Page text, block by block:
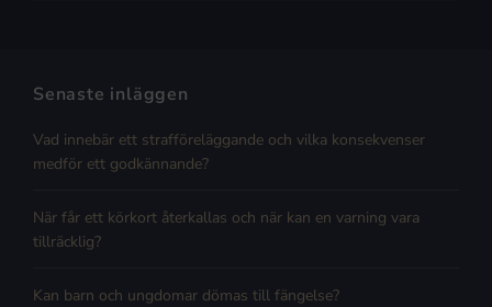
Senaste inläggen
Vad innebär ett strafföreläggande och vilka konsekvenser
medför ett godkännande?
När får ett körkort återkallas och när kan en varning vara
tillräcklig?
Kan barn och ungdomar dömas till fängelse?